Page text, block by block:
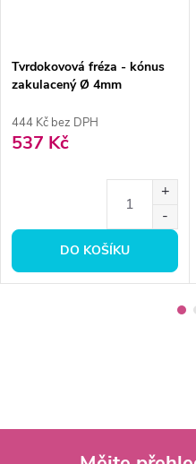
Tvrdokovová fréza - kónus
zakulacený Ø 4mm
444 Kč bez DPH
537 Kč
DO KOŠÍKU